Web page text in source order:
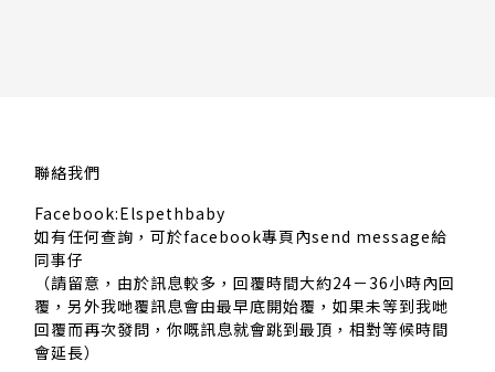
聯絡我們
Facebook:Elspethbaby
如有任何查詢，可於facebook專頁內send message給
同事仔
（請留意，由於訊息較多，回覆時間大約24－36小時內回
覆，另外我哋覆訊息會由最早底開始覆，如果未等到我哋
回覆而再次發問，你嘅訊息就會跳到最頂，相對等候時間
會延長）